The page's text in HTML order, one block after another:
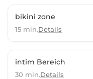
bikini zone
15 min.Details
intim Bereich
30 min.Details